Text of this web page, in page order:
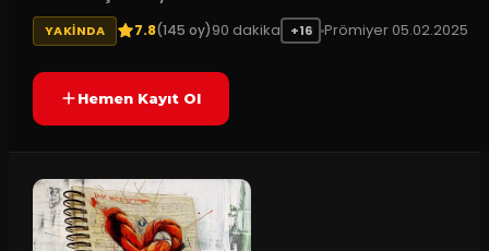
YAKINDA 7.8(145 oy)90 dakika +16 Prömiyer 05.02.2025
Hemen Kayıt Ol